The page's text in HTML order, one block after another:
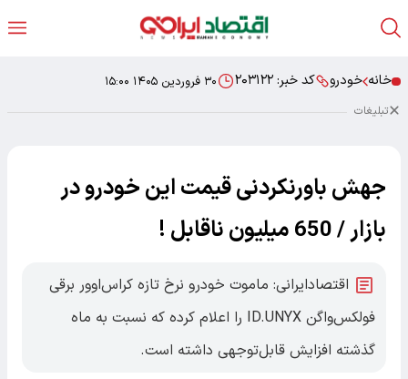
خانه خودرو کد خبر: ۲۰۳۱۲۲ ۳۰ فروردین ۱۴۰۵ ۱۵:۰۰
تبلیغات
جهش باورنکردنی قیمت این خودرو در
بازار / 650 میلیون ناقابل !
اقتصادایرانی: ماموت خودرو نرخ تازه کراس‌اوور برقی
فولکس‌واگن ID.UNYX را اعلام کرده که نسبت به ماه
گذشته افزایش قابل‌توجهی داشته است.